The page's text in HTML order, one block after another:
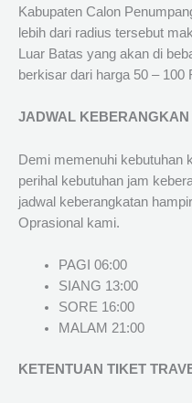
Kabupaten Calon
lebih dari radius tersebut
Luar Batas yang akan di
berkisar dari harga 50 – 100
JADWAL KEBERANGKAN
Demi memenuhi kebutuhan
perihal kebutuhan jam
jadwal keberangkatan
Oprasional kami.
PAGI 06:00
SIANG 13:00
SORE 16:00
MALAM 21:00
KETENTUAN TIKET